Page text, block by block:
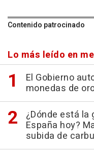
Contenido patrocinado
Lo más leído en
El Gobierno
monedas de
¿Dónde está
España hoy?
subida de